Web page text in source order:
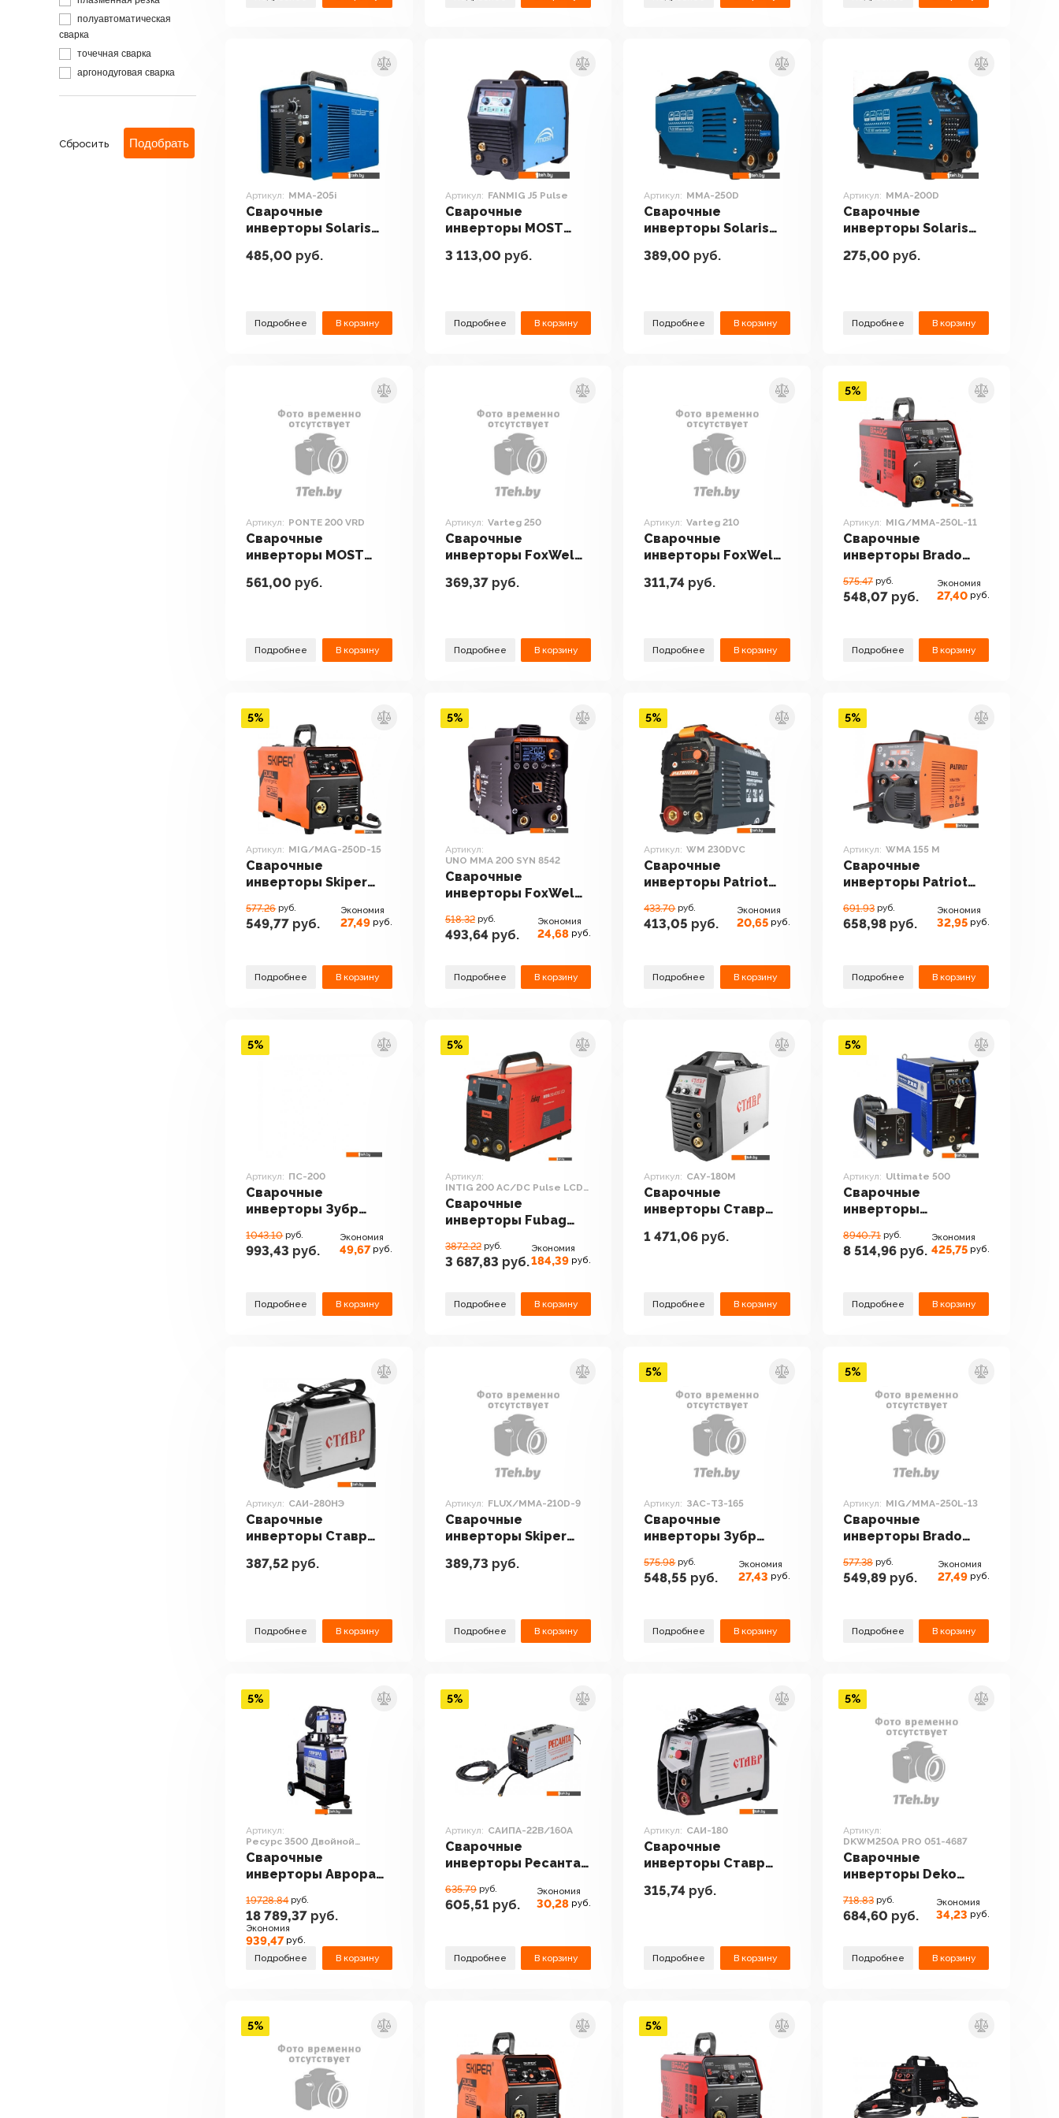
полуавтоматическая
сварка
точечная сварка
аргонодуговая сварка
Сбросить
Артикул: MMA-205i
Сварочные
инверторы Solaris
485,00 руб.
Подробнее В корзину
Артикул: FANMIG J5 Pulse
Сварочные
инверторы MOST
3 113,00 руб.
Подробнее В корзину
Артикул: MMA-250D
Сварочные
инверторы Solaris
389,00 руб.
Подробнее В корзину
Артикул: MMA-200D
Сварочные
инверторы Solaris
275,00 руб.
Подробнее В корзину
Артикул: PONTE 200 VRD
Сварочные
инверторы MOST
561,00 руб.
Подробнее В корзину
Артикул: Varteg 250
Сварочные
инверторы FoxWeld
369,37руб.
Подробнее В корзину
Артикул: Varteg 210
Сварочные
инверторы FoxWeld
311,74 руб.
Подробнее В корзину
Артикул: MIG/MMA-250L-11
Сварочные
инверторы Brado
575.47 руб.
548,07 руб.
Экономия
27,40 руб.
Подробнее В корзину
5%
Артикул: MIG/MAG-250D-15
Сварочные
инверторы Skiper
577.26 руб.
549,77 руб.
Экономия
27,49 руб.
Подробнее В корзину
5%
Артикул:
UNO MMA 200 SYN 8542
Сварочные
инверторы FoxWeld
8542
518.32 руб.
493,64руб.
Экономия
24,68 руб.
Подробнее В корзину
5%
Артикул: WM 230DVС
Сварочные
инверторы Patriot
433.70 руб.
413,05 руб.
Экономия
20,65 руб.
Подробнее В корзину
5%
Артикул: WMA 155 M
Сварочные
инверторы Patriot
691.93 руб.
658,98 руб.
Экономия
32,95 руб.
Подробнее В корзину
5%
Артикул: ПС-200
Сварочные
инверторы Зубр
1043.10 руб.
993,43 руб.
Экономия
49,67 руб.
Подробнее В корзину
5%
Артикул:
INTIG 200 AC/DC Pulse LCD
31592.1
Сварочные
инверторы Fubag
Pulse LCD 31592.1
3872.22 руб.
3 687,83 руб.
Экономия
184,39 руб.
Подробнее В корзину
5%
Артикул: САУ-180М
Сварочные
инверторы Ставр
1 471,06 руб.
Подробнее В корзину
Артикул: Ultimate 500
Сварочные
инверторы
500
8940.71 руб.
8 514,96 руб.
Экономия
425,75 руб.
Подробнее В корзину
5%
Артикул: САИ-280НЭ
Сварочные
инверторы Ставр
387,52 руб.
Подробнее В корзину
Артикул: FLUX/MMA-210D-9
Сварочные
инверторы Skiper
389,73 руб.
Подробнее В корзину
Артикул: ЗАС-Т3-165
Сварочные
инверторы Зубр
575.98 руб.
548,55 руб.
Экономия
27,43 руб.
Подробнее В корзину
5%
Артикул: MIG/MMA-250L-13
Сварочные
инверторы Brado
577.38 руб.
549,89 руб.
Экономия
27,49 руб.
Подробнее В корзину
5%
Артикул:
Ресурс 3500 Двойной
Импульс
Сварочные
инверторы Аврора
Импульс
19728.84 руб.
18 789,37 руб.
Экономия
939,47 руб.
Подробнее
В корзину
5%
Артикул: САИПА-22В/160А
Сварочные
инверторы Ресанта
635.79 руб.
605,51руб.
Экономия
30,28 руб.
Подробнее В корзину
5%
Артикул: САИ-180
Сварочные
инверторы Ставр
315,74 руб.
Подробнее В корзину
Артикул:
DKWM250A PRO 051-4687
Сварочные
инверторы Deko
4687
718.83 руб.
684,60 руб.
Экономия
34,23 руб.
Подробнее В корзину
5%
5% 5%